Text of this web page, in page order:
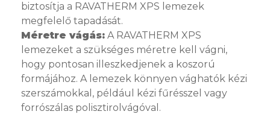
biztosítja a RAVATHERM XPS lemezek
megfelelő tapadását.
Méretre vágás: A RAVATHERM XPS
lemezeket a szükséges méretre kell vágni,
hogy pontosan illeszkedjenek a koszorú
formájához. A lemezek könnyen vághatók kézi
szerszámokkal, például kézi fűrésszel vagy
forrószálas polisztirolvágóval.